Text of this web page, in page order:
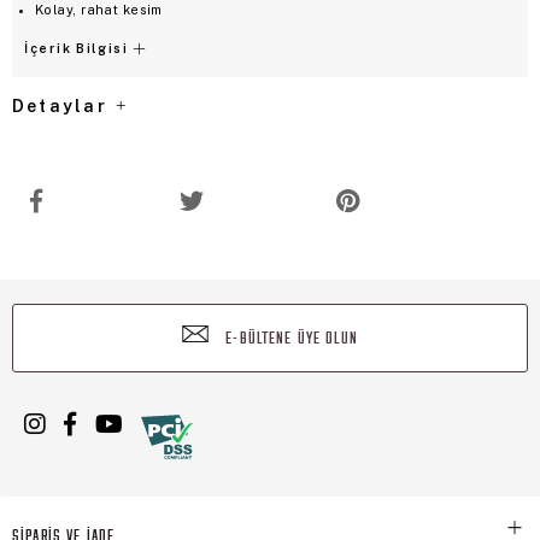
Kolay, rahat kesim
İçerik Bilgisi
Detaylar
E-BÜLTENE ÜYE OLUN